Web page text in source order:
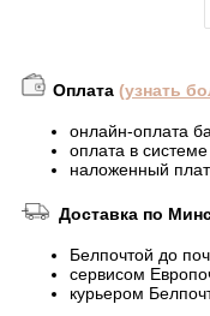
Оплата (узнать
онлайн-оплата
оплата в
наложенный
Доставка по
Белпочтой до
сервисом
курьером